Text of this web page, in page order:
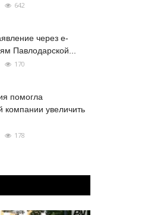
642
через e-
Павлодарской...
170
помогла
компании увеличить
178